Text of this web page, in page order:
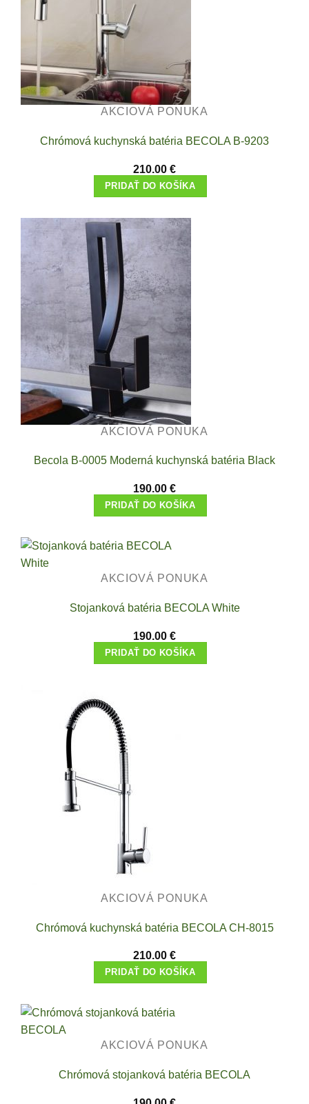
AKCIOVÁ PONUKA
Chrómová kuchynská batéria BECOLA B-9203
210.00 €
PRIDAŤ DO KOŠÍKA
AKCIOVÁ PONUKA
Becola B-0005 Moderná kuchynská batéria Black
190.00 €
PRIDAŤ DO KOŠÍKA
AKCIOVÁ PONUKA
Stojanková batéria BECOLA White
190.00 €
PRIDAŤ DO KOŠÍKA
AKCIOVÁ PONUKA
Chrómová kuchynská batéria BECOLA CH-8015
210.00 €
PRIDAŤ DO KOŠÍKA
AKCIOVÁ PONUKA
Chrómová stojanková batéria BECOLA